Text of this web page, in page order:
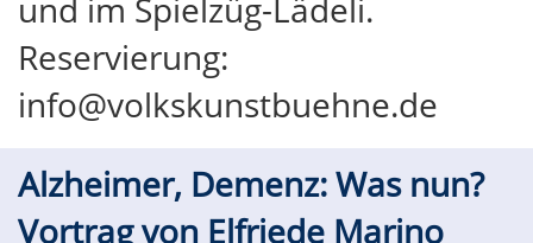
und im Spielzüg-Lädeli.
Reservierung:
info@volkskunstbuehne.de
Alzheimer, Demenz: Was nun?
Vortrag von Elfriede Marino